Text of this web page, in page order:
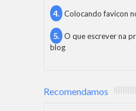
Colocando favicon
O que escrever na
blog
Recomendamos